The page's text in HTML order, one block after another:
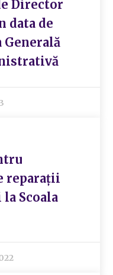
Director
data de
Generală
reparații
Scoala